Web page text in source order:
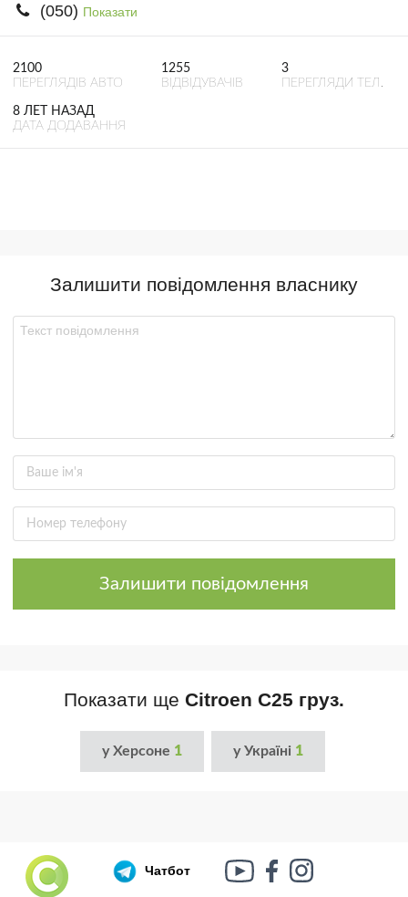
(050) Показати
2100
ПЕРЕГЛЯДІВ АВТО
1255
ВІДВІДУВАЧІВ
3
ПЕРЕГЛЯДИ ТЕЛ.
8 ЛЕТ НАЗАД
ДАТА ДОДАВАННЯ
Залишити повідомлення власнику
Залишити повідомлення
Показати ще Citroen C25 груз.
у Херсоне 1 у Україні 1
Чатбот